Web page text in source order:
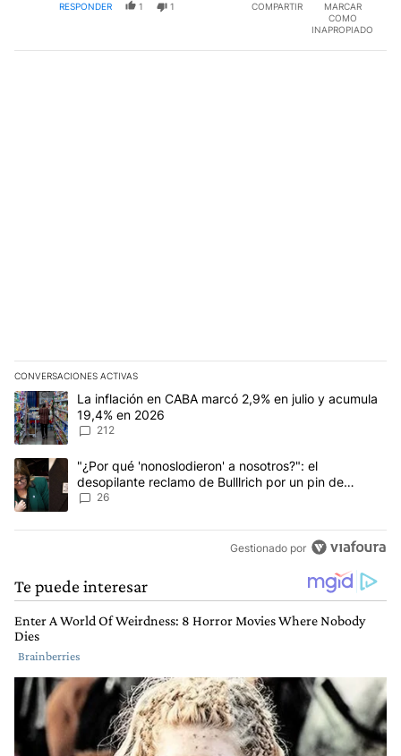
RESPONDER 1 1 COMPARTIR
MARCAR
COMO
INAPROPIADO
CONVERSACIONES ACTIVAS
Este listado muestra los artículos con más comentarios en los
Un artículo de tendencia con el título "La inflación en CABA
La inflación en CABA marcó 2,9% en julio y acumula
19,4% en 2026
212
Un artículo de tendencia con el título ""¿Por qué 'nonoslodieron'
"¿Por qué 'nonoslodieron' a nosotros?": el
desopilante reclamo de Bulllrich por un pin de
Malvinas
26
Gestionado por